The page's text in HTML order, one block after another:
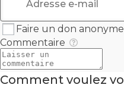
Faire un don
Commentaire
Comment voulez